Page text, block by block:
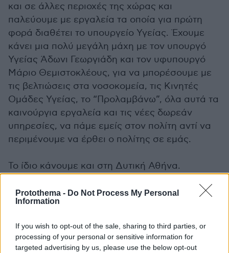
Protothema - Do Not Process My Personal
Information
If you wish to opt-out of the sale, sharing to third parties, or
processing of your personal or sensitive information for
targeted advertising by us, please use the below opt-out
και σε άλλες περιοχές της χώρας και
παλεύουμε με εργαλεία τα οποία για πρώτη
φορά διαθέτει το υπουργείο Υγείας. Έχουμε
κάνει μια πολύ μεγάλη μάχη με τον υπουργό
Υγείας Άδωνι Γεωργιάδη και τον υφυπουργό
Μάριο Θεμιστοκλέους, για να μπορέσουμε με
τις βελτιώσεις στα νοσοκομεία, τις Κινητές
Ομάδες Υγείας, το “Προλαμβάνω”, όλα αυτά τα
καινούργια εργαλεία και τις νέες δωρεάν
υπηρεσίες, να πάμε εμείς στον πολίτη αντί να
περιμένουμε να έρθει ο πολίτης σε εμάς.
Το ίδιο κάνουμε και στη Δυτική Αθήνα.
όταν ήταν στο Υπουργείο Υγείας ο Μιχάλης
Χρυσοχοΐδης. Είχαμε ξεκινήσει, για
Πολυδύναμου Περιφερειακού Ιατρείου
Πετρούπολης. Αυτό είναι ήδη πραγματικότητα,